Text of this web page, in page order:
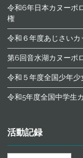
令和6年日本カヌーポ
権
令和６年度あじさい
第6回音水湖カヌーポ
令和５年度全国少年少
令和5年度全国中学生
活動記録